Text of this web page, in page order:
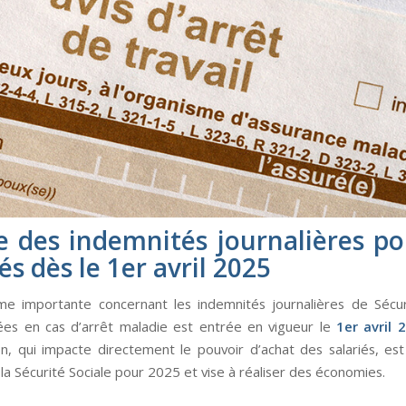
des indemnités journalières
dès le 1er avril 2025
importante concernant les indemnités journalières de
en cas d’arrêt maladie est entrée en vigueur le 1er avril
qui impacte directement le pouvoir d’achat des salariés,
Sécurité Sociale pour 2025 et vise à réaliser des économies.